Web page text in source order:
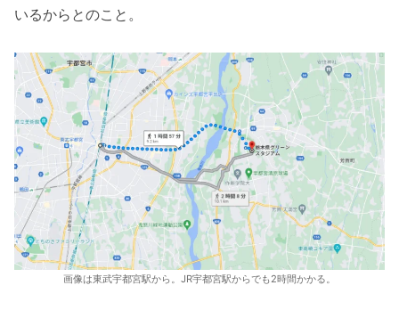
いるからとのこと。
画像は東武宇都宮駅から。JR宇都宮駅からでも2時間かかる。